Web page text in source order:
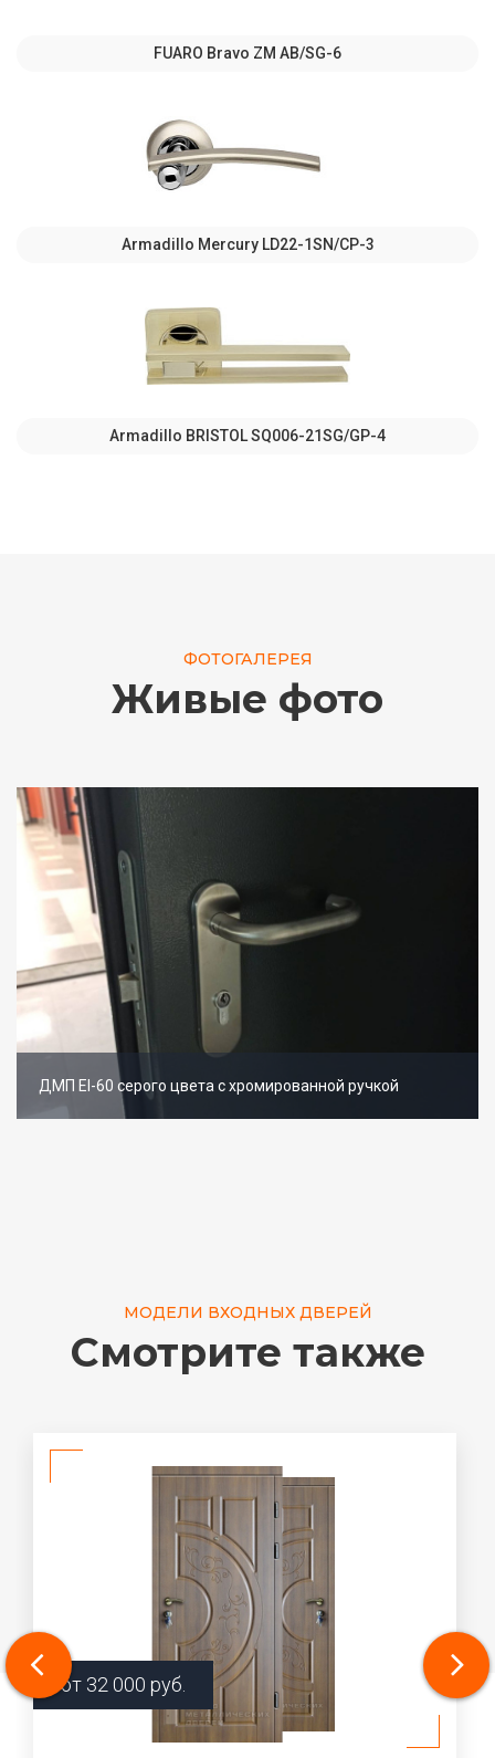
FUARO Bravo ZM AB/SG-6
Armadillo Mercury LD22-1SN/CP-3
Armadillo BRISTOL SQ006-21SG/GP-4
ФОТОГАЛЕРЕЯ
Живые фото
ДМП EI-60 серого цвета с хромированной ручкой
МОДЕЛИ ВХОДНЫХ ДВЕРЕЙ
Смотрите также
от 32 000 руб.